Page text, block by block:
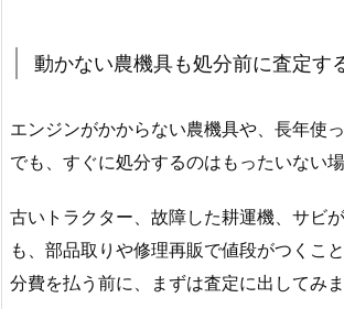
動かない農機具も処分前に査定す
エンジンがかからない農機具や、長年使
でも、すぐに処分するのはもったいない場
古いトラクター、故障した耕運機、サビ
も、部品取りや修理再販で値段がつくこ
分費を払う前に、まずは査定に出してみま